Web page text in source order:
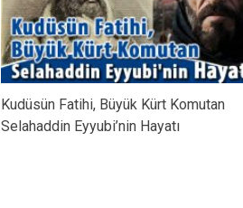
Kudüsün Fatihi, Büyük Kürt Komutan
Selahaddin Eyyubi’nin Hayatı